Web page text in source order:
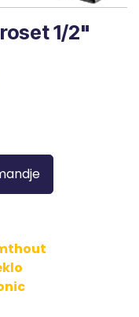
1/2"